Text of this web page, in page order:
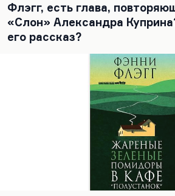
Флэгг, есть глава,
«Слон» Александра
его рассказ?